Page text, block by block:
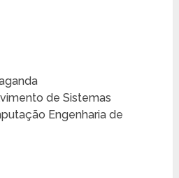
de Sistemas
Engenharia de